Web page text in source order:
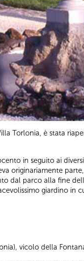
Torlonia, è stata
in seguito ai
originariamente
dal parco alla fine
giardino in
vicolo della